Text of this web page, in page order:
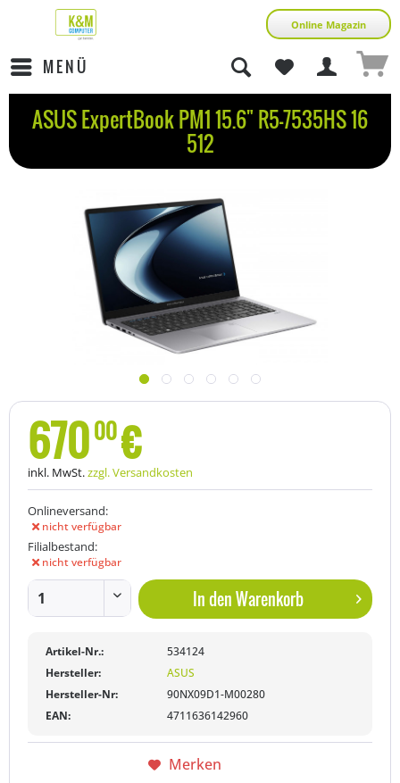
Online Magazin
MENÜ
ASUS ExpertBook PM1 15.6" R5-7535HS 16
512
67000€
inkl. MwSt.zzgl. Versandkosten
Onlineversand:
nicht verfügbar
Filialbestand:
nicht verfügbar
In denWarenkorb
Artikel-Nr.:
534124
Hersteller:
ASUS
Hersteller-Nr:
90NX09D1-M00280
EAN:
4711636142960
Merken